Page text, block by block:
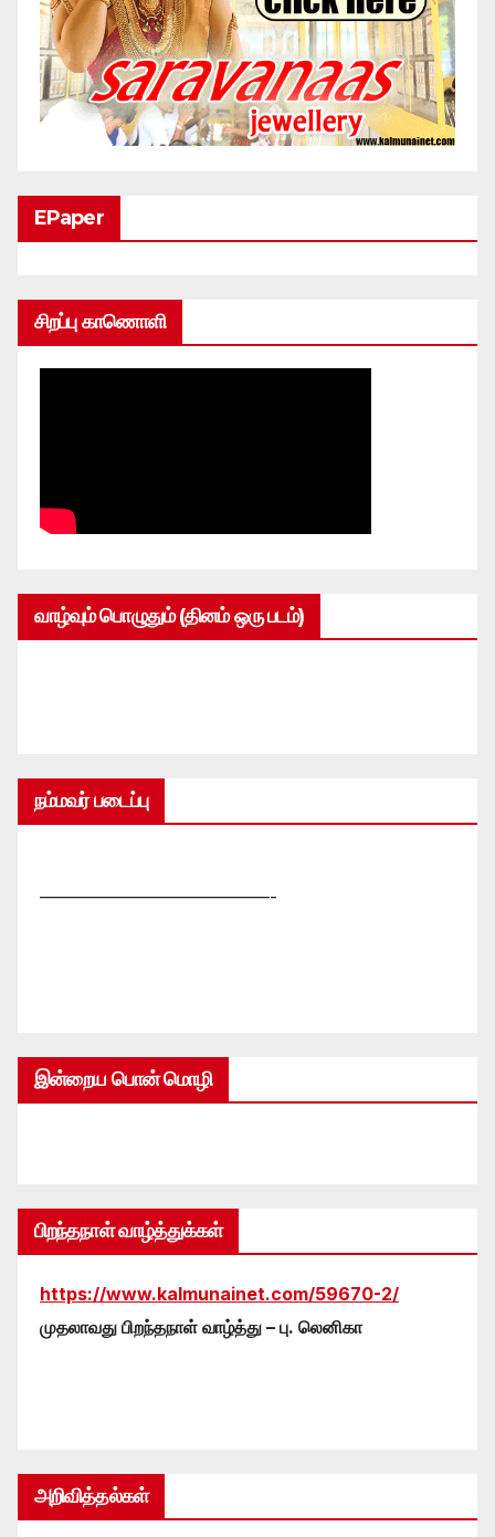
EPaper
சிறப்பு காணொளி
வாழ்வும் பொழுதும் (தினம் ஒரு படம்)
நம்மவர் படைப்பு
—————————————-
இன்றைய பொன் மொழி
பிறந்தநாள் வாழ்த்துக்கள்
https://www.kalmunainet.com/59670-2/
முதலாவது பிறந்தநாள் வாழ்த்து – பு. லெனிகா
அறிவித்தல்கள்